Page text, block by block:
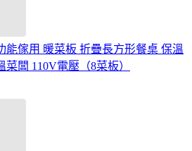
能傢用 暖菜板 折疊長方形餐桌 保溫
菜闆 110V電壓（8菜板）